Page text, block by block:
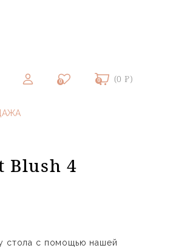
0 0 (0 ₽)
Blush 4
стола с помощью нашей